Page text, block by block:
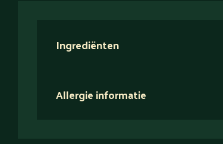
Ingrediënten
Allergie informatie